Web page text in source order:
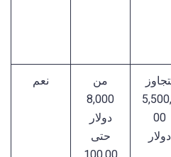
00
دولار
من
8,000
دولار
حتى
نعم